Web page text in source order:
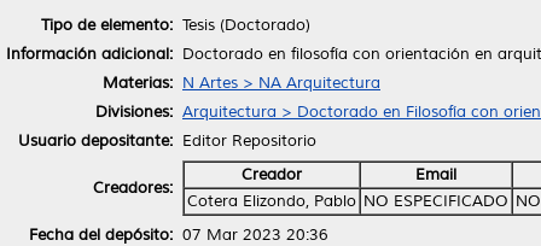
Tipo de elemento: Tesis (Doctorado)
Información adicional: Doctorado en filosofía con orientación en
Materias: N Artes > NA Arquitectura
Divisiones: Arquitectura > Doctorado en Filosofía con
Usuario depositante: Editor Repositorio
Creadores:
Creador
Email
Cotera Elizondo, Pablo NO ESPECIFICADO
Fecha del depósito: 07 Mar 2023 20:36